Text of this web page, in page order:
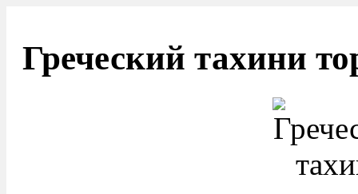
Греческий тахини